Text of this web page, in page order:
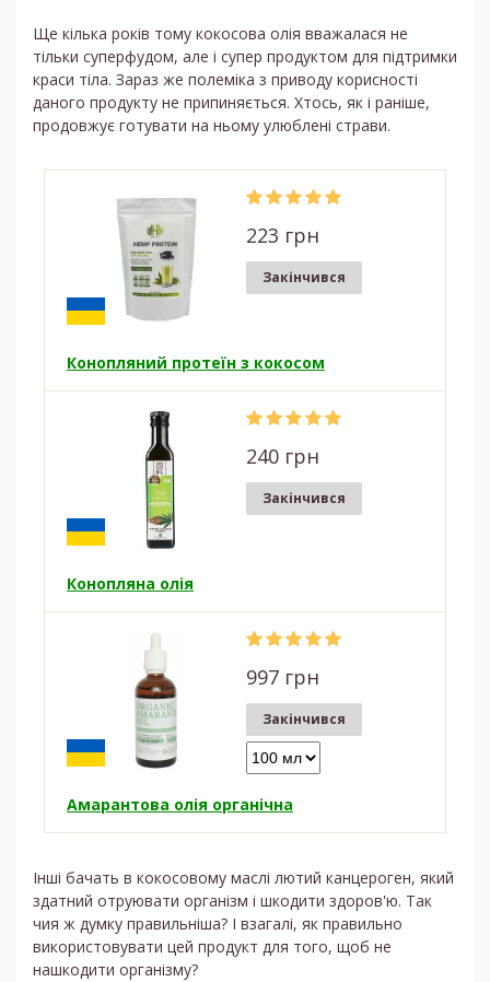
Ще кілька років тому кокосова олія вважалася не
тільки суперфудом, але і супер продуктом для підтримки
краси тіла. Зараз же полеміка з приводу корисності
даного продукту не припиняється. Хтось, як і раніше,
продовжує готувати на ньому улюблені страви.
223 грн
Закінчився
Конопляний протеїн з кокосом
240 грн
Закінчився
Конопляна олія
997 грн
Закінчився
Амарантова олія органічна
Інші бачать в кокосовому маслі лютий канцероген, який
здатний отруювати організм і шкодити здоров'ю. Так
чия ж думку правильніша? І взагалі, як правильно
використовувати цей продукт для того, щоб не
нашкодити організму?